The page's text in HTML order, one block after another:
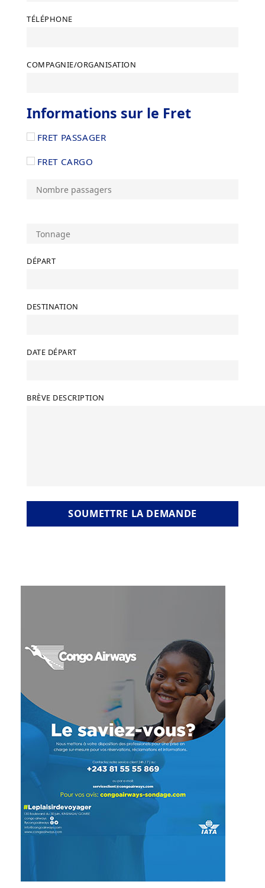
TÉLÉPHONE
COMPAGNIE/ORGANISATION
Informations sur le Fret
FRET PASSAGER
FRET CARGO
DÉPART
DESTINATION
DATE DÉPART
BRÈVE DESCRIPTION
SOUMETTRE LA DEMANDE